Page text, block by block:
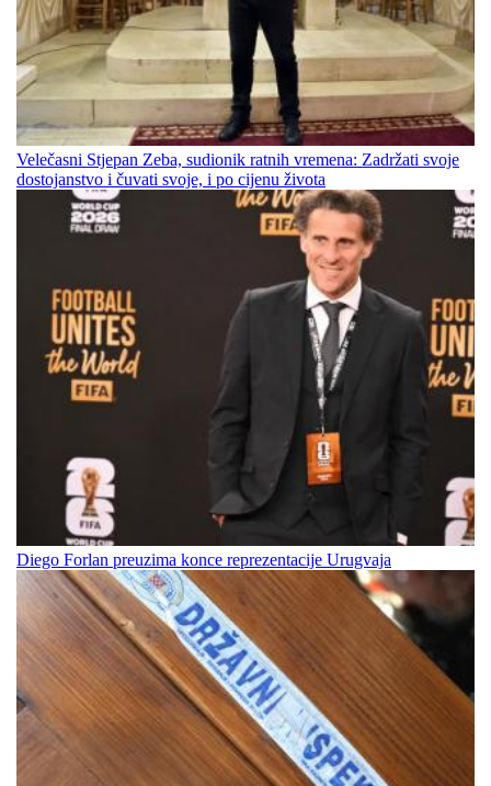
Velečasni Stjepan Zeba, sudionik ratnih vremena: Zadržati svoje
dostojanstvo i čuvati svoje, i po cijenu života
Diego Forlan preuzima konce reprezentacije Urugvaja